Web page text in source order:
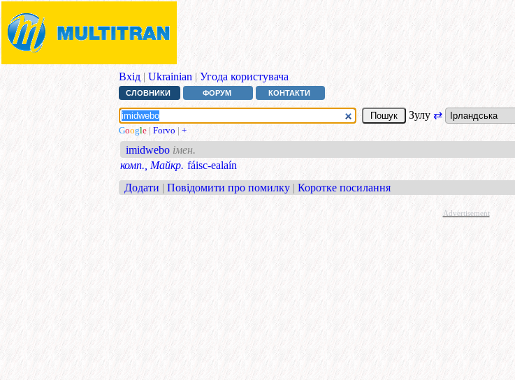
Вхід | Ukrainian | Угода користувача
СЛОВНИКИ ФОРУМ КОНТАКТИ
Зулу ⇄
Google | Forvo | +
imidwebo імен.
комп., Майкр. fáisc-ealaín
Додати | Повідомити про помилку | Коротке посилання
Advertisement